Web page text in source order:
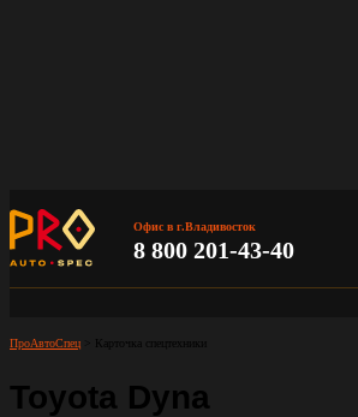
Офис в г.Владивосток
8 800 201-43-40
ПроАвтоСпец Карточка спецтехники
Toyota Dyna